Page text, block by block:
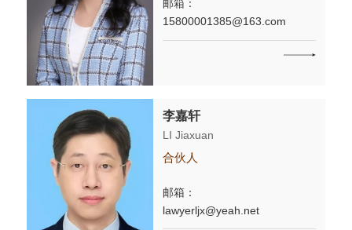
邮箱：
15800001385@163.com
李嘉轩
LI Jiaxuan
合伙人
邮箱：
lawyerljx@yeah.net